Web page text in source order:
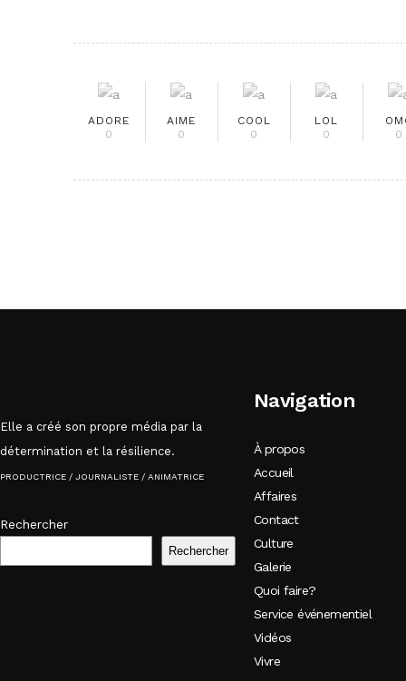
ADORE
0
AIME
0
COOL
0
LOL
0
0
Elle a créé son propre média par la
détermination et la résilience.
PRODUCTRICE / JOURNALISTE / ANIMATRICE
Rechercher
Rechercher
Navigation
À propos
Accueil
Affaires
Contact
Culture
Galerie
Quoi faire?
Service événementiel
Vidéos
Vivre